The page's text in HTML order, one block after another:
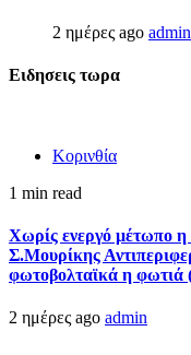
2 ημέρες ago admin
Ειδησεις τωρα
Κορινθία
1 min read
Χωρίς ενεργό μέτωπο η
Σ.Μουρίκης
φωτοβολταϊκά η φωτιά
2 ημέρες ago admin